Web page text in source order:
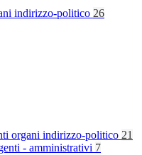
indirizzo-politico 26
organi indirizzo-politico 21
- amministrativi 7